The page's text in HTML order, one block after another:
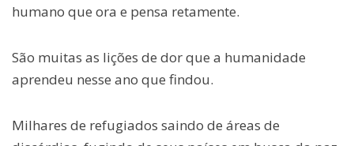
humano que ora e pensa retamente.
São muitas as lições de dor que a humanidade
aprendeu nesse ano que findou.
Milhares de refugiados saindo de áreas de